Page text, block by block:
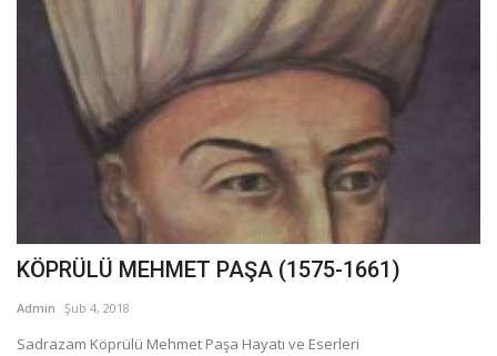
KÖPRÜLÜ MEHMET PAŞA (1575-1661)
Admin Şub 4, 2018
Sadrazam Köprülü Mehmet Paşa Hayatı ve Eserleri